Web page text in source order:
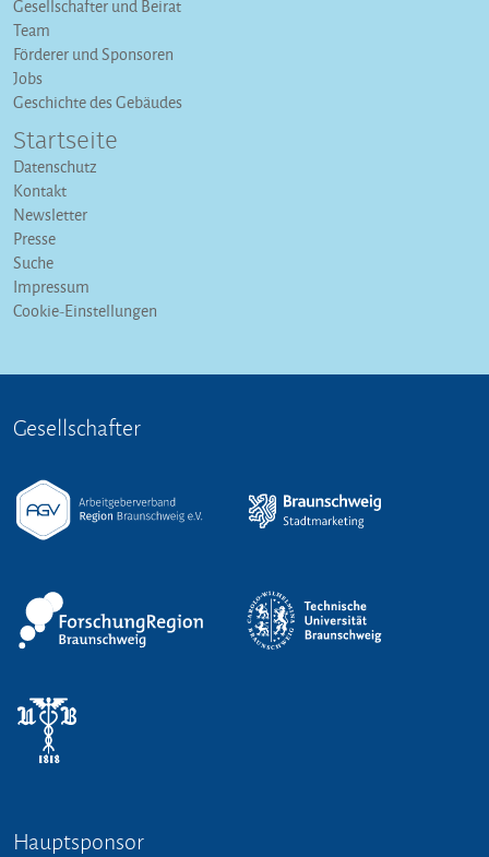
Gesellschafter und Beirat
Team
Förderer und Sponsoren
Jobs
Geschichte des Gebäudes
Startseite
Datenschutz
Kontakt
Newsletter
Presse
Suche
Impressum
Cookie-Einstellungen
Gesellschafter
Hauptsponsor